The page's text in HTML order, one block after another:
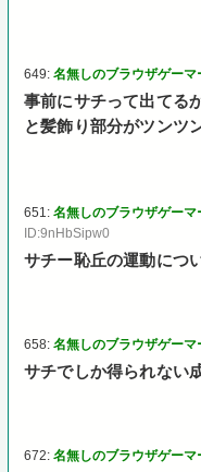
649:名無しのブラウザゲーマ
事前にサチって出てる
と髪飾り部分がツンツ
651:名無しのブラウザゲーマ
ID:9nHbSipw0
サチー恥丘の運動につ
658:名無しのブラウザゲーマ
サチでしか得られない
672:名無しのブラウザゲーマ